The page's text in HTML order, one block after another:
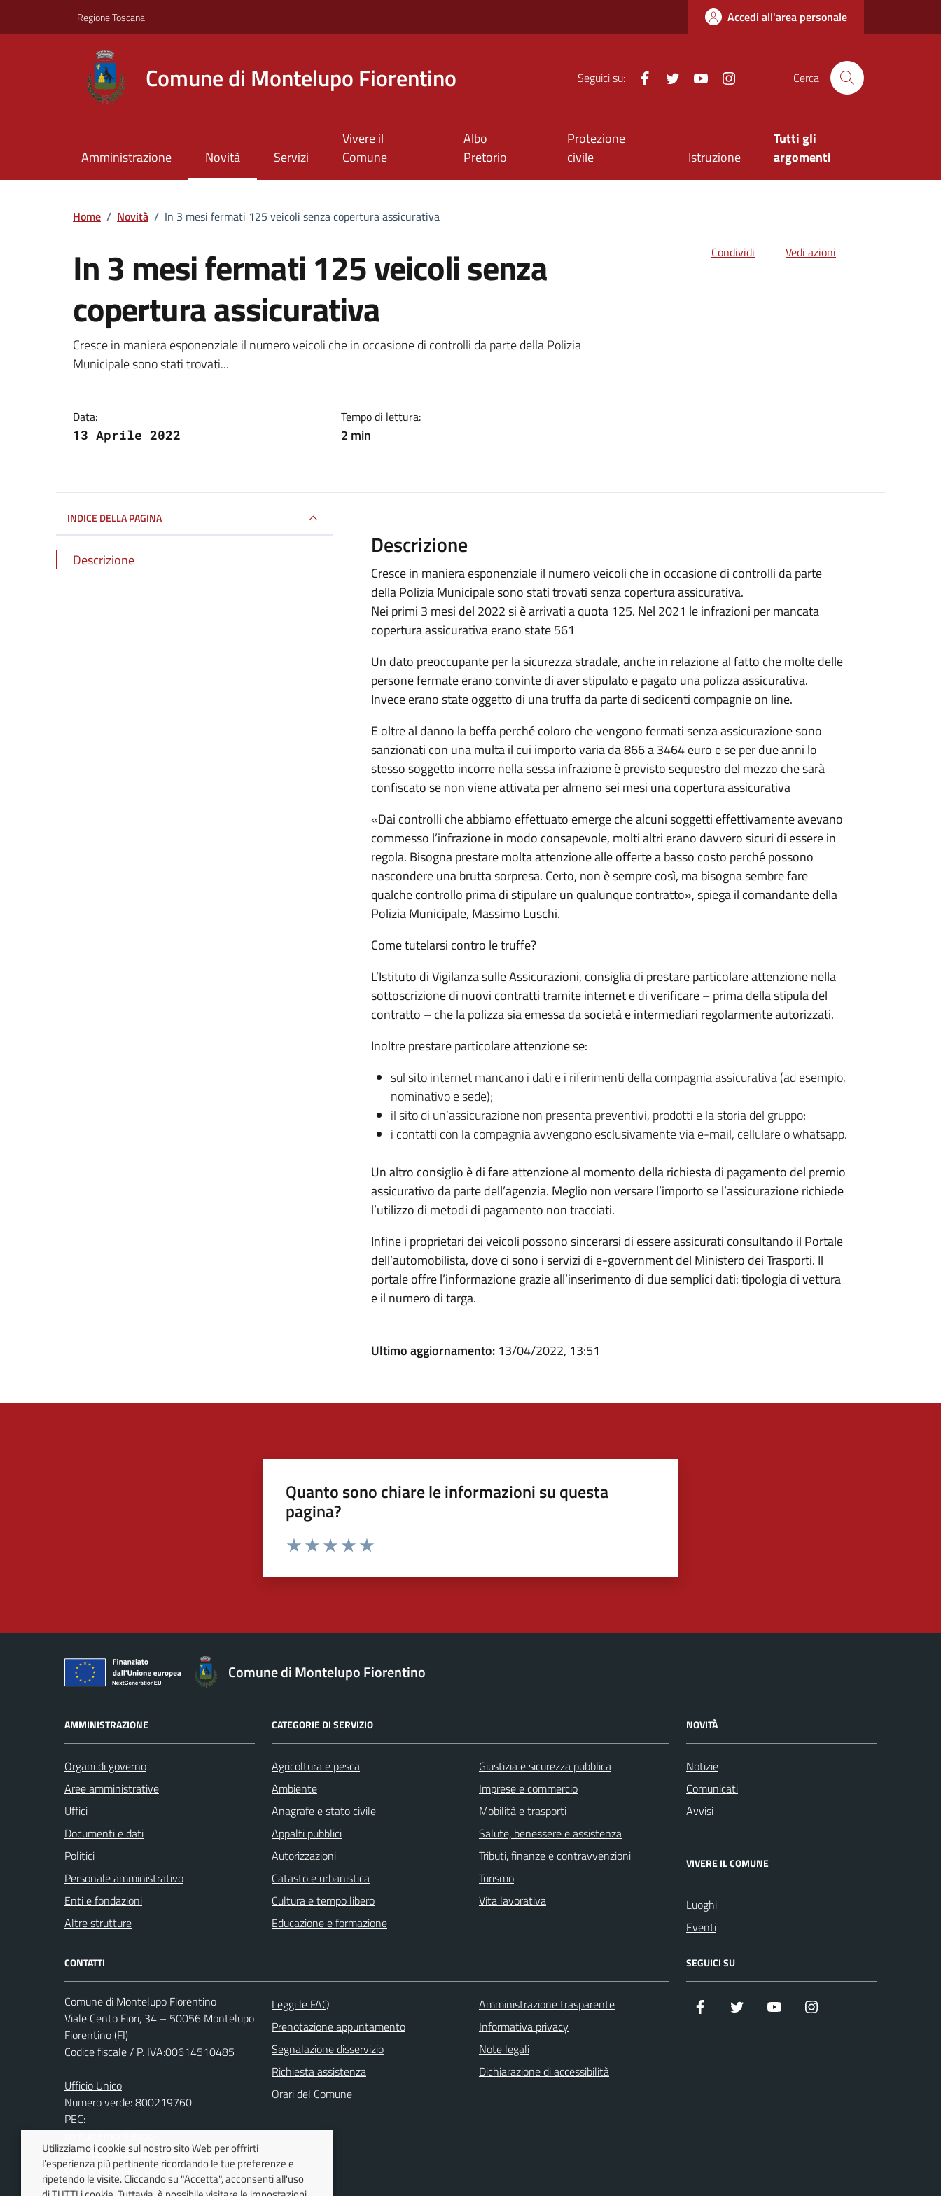
Regione Toscana Accedi all'area personale
Comune di Montelupo Fiorentino Seguici su: FacebookTwitter Youtube Cerca
Amministrazione Novità Servizi
Vivere il
Comune
Albo
Pretorio
Protezione
civile
Istruzione
Tutti gli
argomenti
Home / Novità / In 3 mesi fermati 125 veicoli senza copertura assicurativa
In 3 mesi fermati 125 veicoli senza
copertura assicurativa
Dettagli della notizia
Cresce in maniera esponenziale il numero veicoli che in occasione di controlli da parte della Polizia
Municipale sono stati trovati...
Data:
13 Aprile 2022
Tempo di lettura:
2 min
Condividi Vedi azioni
INDICE DELLA PAGINA
Descrizione
Descrizione
Cresce in maniera esponenziale il numero veicoli che in occasione di controlli da parte
della Polizia Municipale sono stati trovati senza copertura assicurativa.
Nei primi 3 mesi del 2022 si è arrivati a quota 125. Nel 2021 le infrazioni per mancata
copertura assicurativa erano state 561
Un dato preoccupante per la sicurezza stradale, anche in relazione al fatto che molte delle
persone fermate erano convinte di aver stipulato e pagato una polizza assicurativa.
Invece erano state oggetto di una truffa da parte di sedicenti compagnie on line.
E oltre al danno la beffa perché coloro che vengono fermati senza assicurazione sono
sanzionati con una multa il cui importo varia da 866 a 3464 euro e se per due anni lo
stesso soggetto incorre nella sessa infrazione è previsto sequestro del mezzo che sarà
confiscato se non viene attivata per almeno sei mesi una copertura assicurativa
«Dai controlli che abbiamo effettuato emerge che alcuni soggetti effettivamente avevano
commesso l’infrazione in modo consapevole, molti altri erano davvero sicuri di essere in
regola. Bisogna prestare molta attenzione alle offerte a basso costo perché possono
nascondere una brutta sorpresa. Certo, non è sempre così, ma bisogna sembre fare
qualche controllo prima di stipulare un qualunque contratto», spiega il comandante della
Polizia Municipale, Massimo Luschi.
Come tutelarsi contro le truffe?
L’Istituto di Vigilanza sulle Assicurazioni, consiglia di prestare particolare attenzione nella
sottoscrizione di nuovi contratti tramite internet e di verificare – prima della stipula del
contratto – che la polizza sia emessa da società e intermediari regolarmente autorizzati.
Inoltre prestare particolare attenzione se:
sul sito internet mancano i dati e i riferimenti della compagnia assicurativa (ad esempio,
nominativo e sede);
il sito di un’assicurazione non presenta preventivi, prodotti e la storia del gruppo;
i contatti con la compagnia avvengono esclusivamente via e-mail, cellulare o whatsapp.
Un altro consiglio è di fare attenzione al momento della richiesta di pagamento del premio
assicurativo da parte dell’agenzia. Meglio non versare l’importo se l’assicurazione richiede
l’utilizzo di metodi di pagamento non tracciati.
Infine i proprietari dei veicoli possono sincerarsi di essere assicurati consultando il Portale
dell’automobilista, dove ci sono i servizi di e-government del Ministero dei Trasporti. Il
portale offre l’informazione grazie all’inserimento di due semplici dati: tipologia di vettura
e il numero di targa.
Ultimo aggiornamento: 13/04/2022, 13:51
Quanto sono chiare le informazioni su questa
pagina?
Comune di Montelupo Fiorentino
AMMINISTRAZIONE
Organi di governo
Aree amministrative
Uffici
Documenti e dati
Politici
Personale amministrativo
Enti e fondazioni
Altre strutture
CATEGORIE DI SERVIZIO
Agricoltura e pesca
Ambiente
Anagrafe e stato civile
Appalti pubblici
Autorizzazioni
Catasto e urbanistica
Cultura e tempo libero
Educazione e formazione
Giustizia e sicurezza pubblica
Imprese e commercio
Mobilità e trasporti
Salute, benessere e assistenza
Tributi, finanze e contravvenzioni
Turismo
Vita lavorativa
NOVITÀ
Notizie
Comunicati
Avvisi
VIVERE IL COMUNE
Luoghi
Eventi
CONTATTI
Comune di Montelupo Fiorentino
Viale Cento Fiori, 34 – 50056 Montelupo
Fiorentino (FI)
Codice fiscale / P. IVA:00614510485
Ufficio Unico
Numero verde: 800219760
PEC:
comune.montelupo-
fiorentino@postacert.toscana.it
Centralino unico: 0571 9174
Leggi le FAQ
Prenotazione appuntamento
Segnalazione disservizio
Richiesta assistenza
Orari del Comune
Amministrazione trasparente
Informativa privacy
Note legali
Dichiarazione di accessibilità
SEGUICI SU
Facebook Twitter Youtube
Utilizziamo i cookie sul nostro sito Web per offrirti
l'esperienza più pertinente ricordando le tue preferenze e
ripetendo le visite. Cliccando su "Accetta", acconsenti all'uso